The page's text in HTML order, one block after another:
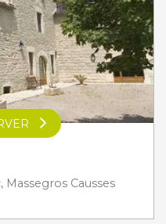
Causses